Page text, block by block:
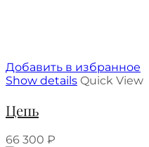
Добавить в избранное
Show details Quick View
Цепь
66 300 ₽